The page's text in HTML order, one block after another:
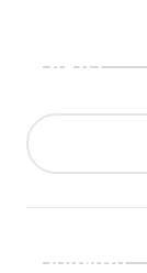
e
l
i
Etsi
Valittu